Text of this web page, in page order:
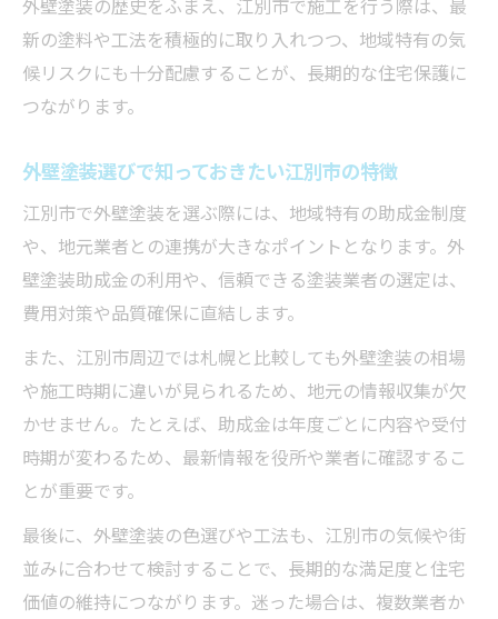
外壁塗装の歴史をふまえ、江別市で施工を行う際は、最
新の塗料や工法を積極的に取り入れつつ、地域特有の気
候リスクにも十分配慮することが、長期的な住宅保護に
つながります。
外壁塗装選びで知っておきたい江別市の特徴
江別市で外壁塗装を選ぶ際には、地域特有の助成金制度
や、地元業者との連携が大きなポイントとなります。外
壁塗装助成金の利用や、信頼できる塗装業者の選定は、
費用対策や品質確保に直結します。
また、江別市周辺では札幌と比較しても外壁塗装の相場
や施工時期に違いが見られるため、地元の情報収集が欠
かせません。たとえば、助成金は年度ごとに内容や受付
時期が変わるため、最新情報を役所や業者に確認するこ
とが重要です。
最後に、外壁塗装の色選びや工法も、江別市の気候や街
並みに合わせて検討することで、長期的な満足度と住宅
価値の維持につながります。迷った場合は、複数業者か